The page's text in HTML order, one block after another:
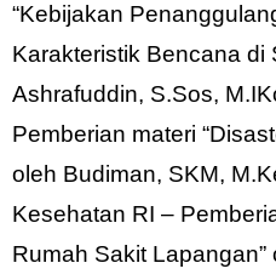
“Kebijakan
Karakteristik Bencana di
Ashrafuddin, S.Sos,
Pemberian materi
oleh Budiman, SKM,
Kesehatan RI –
Rumah Sakit Lapangan”